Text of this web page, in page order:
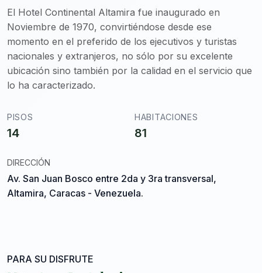
El Hotel Continental Altamira fue inaugurado en
Noviembre de 1970, convirtiéndose desde ese
momento en el preferido de los ejecutivos y turistas
nacionales y extranjeros, no sólo por su excelente
ubicación sino también por la calidad en el servicio que
lo ha caracterizado.
PISOS
14
HABITACIONES
81
DIRECCIÓN
Av. San Juan Bosco entre 2da y 3ra transversal,
Altamira, Caracas - Venezuela.
PARA SU DISFRUTE